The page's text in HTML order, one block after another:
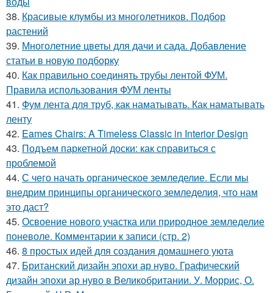
38. Красивые клумбы из многолетников. Подбор
растений
39. Многолетние цветы для дачи и сада. Добавление
статьи в новую подборку
40. Как правильно соединять трубы лентой ФУМ.
Правила использования ФУМ ленты
41. Фум лента для труб, как наматывать. Как наматывать
ленту
42. Eames Chairs: A Timeless Classic in Interior Design
43. Подъем паркетной доски: как справиться с
проблемой
44. С чего начать органическое земледелие. Если мы
внедрим принципы органического земледелия, что нам
это даст?
45. Освоение нового участка или природное земледелие
поневоле. Комментарии к записи (стр. 2)
46. 8 простых идей для создания домашнего уюта
47. Британский дизайн эпохи ар нуво. Графический
дизайн эпохи ар нуво в Великобритании. У. Моррис, О.